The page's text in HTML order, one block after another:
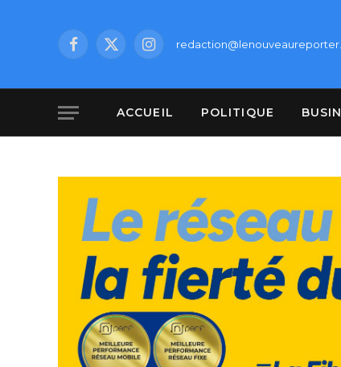
Facebook
X
Instagram
ACCUEIL POLITIQUE